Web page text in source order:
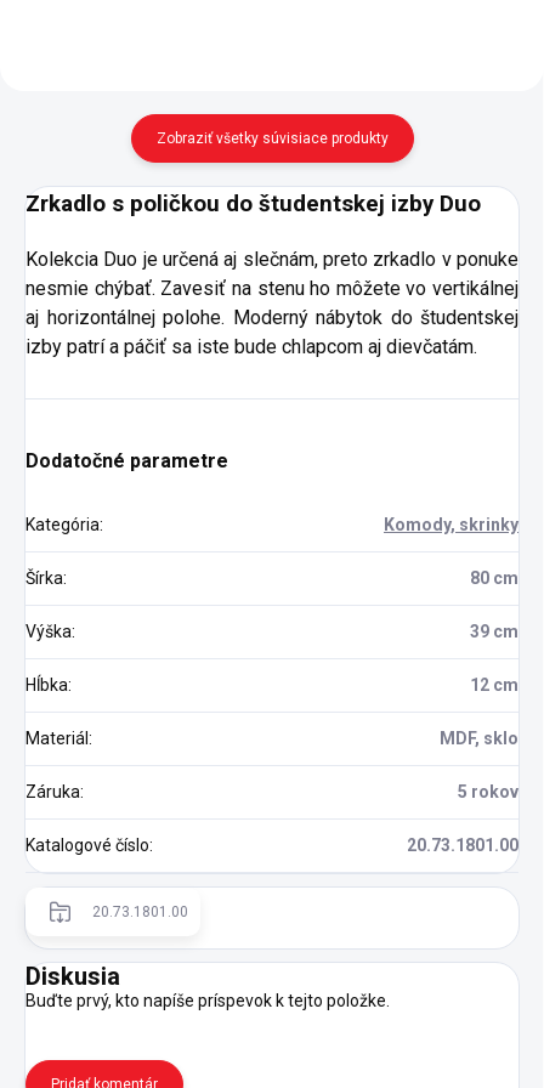
Zobraziť všetky súvisiace produkty
Zrkadlo s poličkou do študentskej izby Duo
Kolekcia Duo je určená aj slečnám, preto zrkadlo v ponuke
nesmie chýbať. Zavesiť na stenu ho môžete vo vertikálnej
aj horizontálnej polohe. Moderný nábytok do študentskej
izby patrí a páčiť sa iste bude chlapcom aj dievčatám.
Dodatočné parametre
Kategória: Komody, skrinky
Šírka: 80 cm
Výška: 39 cm
Hĺbka: 12 cm
Materiál: MDF, sklo
Záruka: 5 rokov
Katalogové číslo: 20.73.1801.00
20.73.1801.00
Diskusia
Buďte prvý, kto napíše príspevok k tejto položke.
Pridať komentár